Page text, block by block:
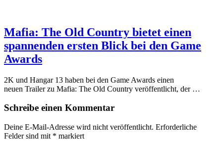
Mafia: The Old Country bietet einen
spannenden ersten Blick bei den Game
Awards
2K und Hangar 13 haben bei den Game Awards einen
neuen Trailer zu Mafia: The Old Country veröffentlicht, der …
Schreibe einen Kommentar
Deine E-Mail-Adresse wird nicht veröffentlicht. Erforderliche
Felder sind mit * markiert